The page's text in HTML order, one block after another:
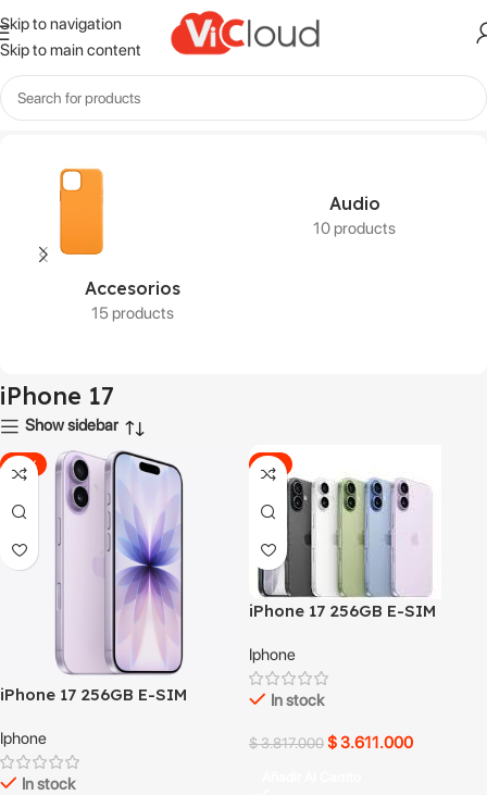
Skip to navigation
Skip to main content
Inicio Productos etiquetados “iPhone 17”
Accesorios
15 products
Audio
10 products
iPhone 17
Show sidebar
-22%
iPhone 17 256GB E-SIM
Iphone
In stock
-5%
iPhone 17 256GB E-SIM
Iphone
In stock
$3.817.000$3.611.000